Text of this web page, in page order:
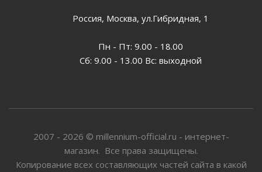
Россия, Москва, ул.Гибридная, 1
Пн - Пт: 9.00 - 18.00
Сб: 9.00 - 13.00 Вс: выходной
2007 - 2026 © millennium-official.ru - интернет-
магазин. Все права защищены.
Копирование всех составляющих частей сайта в какой